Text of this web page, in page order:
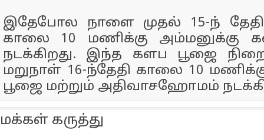
இதேபோல நாளை முதல் 15-ந்
காலை 10 மணிக்கு அம்மனுக்கு
நடக்கிறது. இந்த களப பூஜை
மறுநாள் 16-ந்தேதி காலை 10
பூஜை மற்றும் அதிவாசஹோமம்
மக்கள் கருத்து